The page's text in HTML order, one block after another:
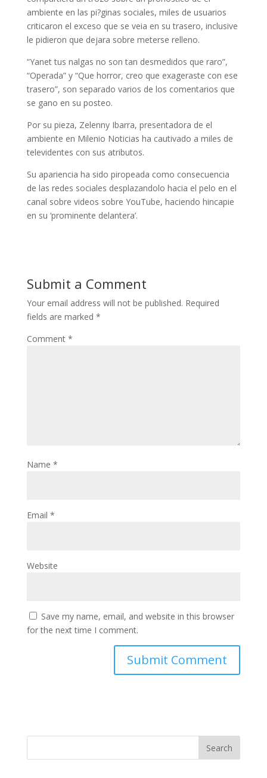
ambiente en las pi?ginas sociales, miles de usuarios
criticaron el exceso que se veia en su trasero, inclusive
le pidieron que dejara sobre meterse relleno.
“Yanet tus nalgas no son tan desmedidos que raro”,
“Operada” y “Que horror, creo que exageraste con ese
trasero”, son separado varios de los comentarios que
se gano en su posteo.
Por su pieza, Zelenny Ibarra, presentadora de el
ambiente en Milenio Noticias ha cautivado a miles de
televidentes con sus atributos.
Su apariencia ha sido piropeada como consecuencia
de las redes sociales desplazandolo hacia el pelo en el
canal sobre videos sobre YouTube, haciendo hincapie
en su ‘prominente delantera’.
Submit a Comment
Your email address will not be published. Required
fields are marked *
Comment *
Name *
Email *
Website
Save my name, email, and website in this browser
for the next time I comment.